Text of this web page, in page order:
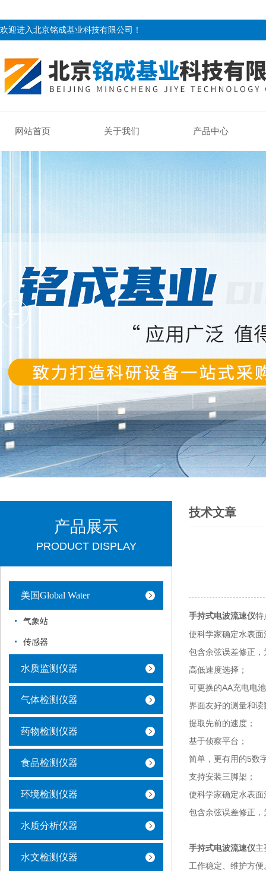
欢迎进入北京铭成基业科技有限公司！
网站首页 关于我们 产品中心
产品展示
PRODUCT DISPLAY
美国Global Water
气象站
传感器
水质监测仪器
气体检测仪器
药物检测仪器
食品检测仪器
环境检测仪器
水质分析仪器
水文检测仪器
技术文章
手持式电波流速仪特
使科学家确定水表面
包含余弦误差修正
高低速度选择；
可更换的AA充电电
界面友好的测量和读
提取先前的速度；
基于侦察平台；
简单，更有用的5数
支持安装三脚架；
使科学家确定水表面
包含余弦误差修正
手持式电波流速仪主
工作稳定、维护方便